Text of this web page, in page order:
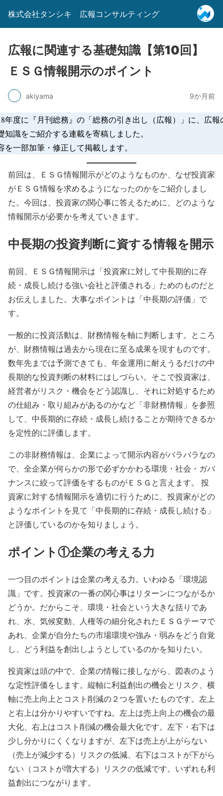
株式会社タンシキ 広報コンサルティング
広報に関連する基礎知識【第10回】
ＥＳＧ情報開示のポイント
akiyama 9か月前
年度に『月刊総務』の「総務の引き出し（広報）」に、広報
知識をご紹介する連載を寄稿しました。
を一部加筆・修正して掲載します。
前回は、ＥＳＧ情報開示がどのようなものか、なぜ投資家
がＥＳＧ情報を求めるようになったのかをご紹介しまし
た。今回は、投資家の関心事に答えるために、どのような
情報開示が必要かを考えていきます。
中長期の投資判断に資する情報を開示
前回、ＥＳＧ情報開示は「投資家に対して中長期的に存
続・成長し続ける強い会社と評価される」ためのものだと
お伝えしました。大事なポイントは「中長期の評価」で
す。
一般的に投資活動は、財務情報を軸に判断します。ところ
が、財務情報は過去から現在に至る成果を現すものです。
数年先までは予測できても、年金運用に耐えうるだけの中
長期的な投資判断の材料にはしづらい。そこで投資家は、
経営者がリスク・機会をどう認識し、それに対処するため
の仕組み・取り組みがあるのかなど「非財務情報」を参照
して、中長期的に存続・成長し続けることが期待できるか
を定性的に評価します。
この非財務情報は、企業によって開示内容がバラバラなの
で、全企業が何らかの形で必ずかかわる環境・社会・ガバ
ナンスに絞って評価をするものがＥＳＧと言えます。 投
資家に対する情報開示を適切に行うために、投資家がどの
ようなポイントを見て「中長期的に存続・成長し続ける」
と評価しているのかを知りましょう。
ポイント①企業の考える力
一つ目のポイントは企業の考える力。いわゆる「環境認
識」です。投資家の一番の関心事はリターンにつながるか
どうか。だからこそ、環境・社会という大きな括りであ
れ、水、気候変動、人権等の細分化されたＥＳＧテーマで
あれ、企業が自分たちの市場環境や強み・弱みをどう自覚
し、どう利益を創出しようとしているのかを知りたい。
投資家は頭の中で、企業の情報に接しながら、図表のよう
な定性評価をします。縦軸に利益創出の機会とリスク、横
軸に売上向上とコスト削減の２つを置いたものです。左上
と右上は分かりやすいですね。左上は売上向上の機会の最
大化、右上はコスト削減の機会最大化です。左下・右下は
少し分かりにくくなりますが、左下は売上が上がらない
（売上が減少する）リスクの低減、右下はコストが下がら
ない（コストが増大する）リスクの低減です。いずれも利
益創出につながります。